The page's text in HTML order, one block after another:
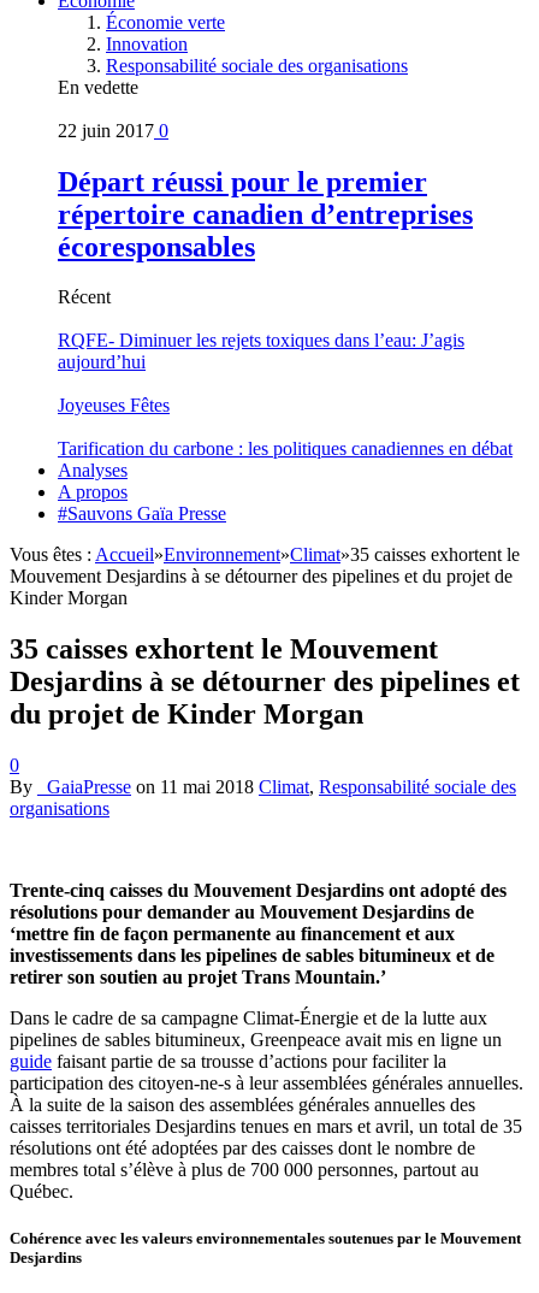
Économie verte
Innovation
Responsabilité sociale des organisations
En vedette
22 juin 2017 0
Départ réussi pour le premier
répertoire canadien d’entreprises
écoresponsables
Récent
RQFE- Diminuer les rejets toxiques dans l’eau: J’agis
aujourd’hui
Joyeuses Fêtes
Tarification du carbone : les politiques canadiennes en débat
Analyses
A propos
#Sauvons Gaïa Presse
Vous êtes : Accueil»Environnement»Climat»35 caisses exhortent le
Mouvement Desjardins à se détourner des pipelines et du projet de
Kinder Morgan
35 caisses exhortent le Mouvement
Desjardins à se détourner des pipelines et
du projet de Kinder Morgan
0
By
_GaiaPresse on 11 mai 2018 Climat, Responsabilité sociale des
organisations
Trente-cinq caisses du Mouvement Desjardins ont adopté des
résolutions pour demander au Mouvement Desjardins de
‘mettre fin de façon permanente au financement et aux
investissements dans les pipelines de sables bitumineux et de
retirer son soutien au projet Trans Mountain.’
Dans le cadre de sa campagne Climat-Énergie et de la lutte aux
pipelines de sables bitumineux, Greenpeace avait mis en ligne un
guide faisant partie de sa trousse d’actions pour faciliter la
participation des citoyen-ne-s à leur assemblées générales annuelles.
À la suite de la saison des assemblées générales annuelles des
caisses territoriales Desjardins tenues en mars et avril, un total de 35
résolutions ont été adoptées par des caisses dont le nombre de
membres total s’élève à plus de 700 000 personnes, partout au
Québec.
Cohérence avec les valeurs environnementales soutenues par le Mouvement
Desjardins